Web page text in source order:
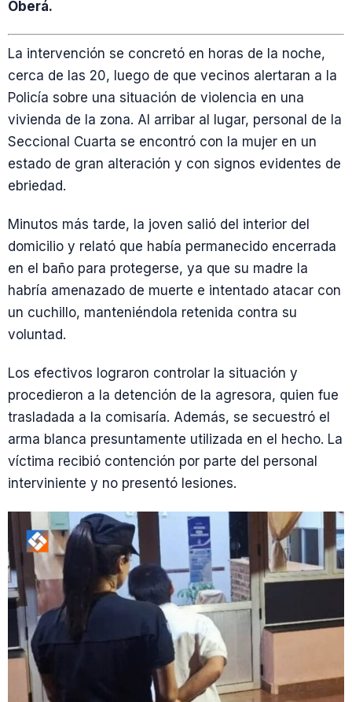
Oberá.
La intervención se concretó en horas de la noche,
cerca de las 20, luego de que vecinos alertaran a la
Policía sobre una situación de violencia en una
vivienda de la zona. Al arribar al lugar, personal de la
Seccional Cuarta se encontró con la mujer en un
estado de gran alteración y con signos evidentes de
ebriedad.
Minutos más tarde, la joven salió del interior del
domicilio y relató que había permanecido encerrada
en el baño para protegerse, ya que su madre la
habría amenazado de muerte e intentado atacar con
un cuchillo, manteniéndola retenida contra su
voluntad.
Los efectivos lograron controlar la situación y
procedieron a la detención de la agresora, quien fue
trasladada a la comisaría. Además, se secuestró el
arma blanca presuntamente utilizada en el hecho. La
víctima recibió contención por parte del personal
interviniente y no presentó lesiones.